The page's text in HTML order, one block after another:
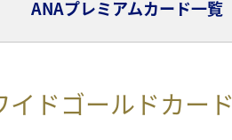
ANAプレミアムカード一覧
ー一般カード
イドゴールドカード